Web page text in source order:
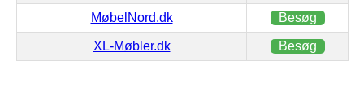
MøbelNord.dk Besøg
XL-Møbler.dk Besøg